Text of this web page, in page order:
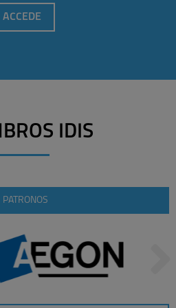
ACCEDE
IDIS
PATRONOS